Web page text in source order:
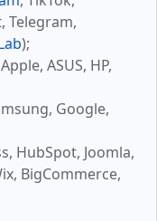
, Telegram,
);
ASUS, HP,
Google,
HubSpot, Joomla,
BigCommerce,